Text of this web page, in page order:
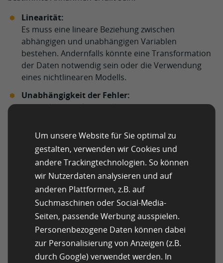
Linearität:
Es muss eine lineare Beziehung zwischen
abhängigen und unabhängigen Variablen
bestehen. Andernfalls könnte eine Transformation
der Daten notwendig sein oder die Verwendung
eines nichtlinearen Modells.
Unabhängigkeit der Fehler:
Die Fehler (Residuen) sollten unabhängig
an einem Punkt keine Auswirkungen auf den Fehler
an einem anderen Punkt haben sollte.
Homoskedastizität:
Die Varianz der Fehlerterme sollte konstant sein,
unabhängig vom Wert der unabhängigen
Variablen. Verstöße gegen diese Annahme können
die Zuverlässigkeit der Ergebnisse beeinträchtigen.
Normalverteilung der Fehler:
Die Fehlerterme sollten einer Normalverteilung
folgen, insbesondere wenn statistische Tests zur
Um unsere Website für Sie optimal zu
gestalten, verwenden wir Cookies und
andere Trackingtechnologien. So können
wir Nutzerdaten analysieren und auf
anderen Plattformen, z.B. auf
Suchmaschinen oder Social-Media-
Seiten, passende Werbung ausspielen.
Personenbezogene Daten können dabei
zur Personalisierung von Anzeigen (z.B.
durch Google) verwendet werden. In